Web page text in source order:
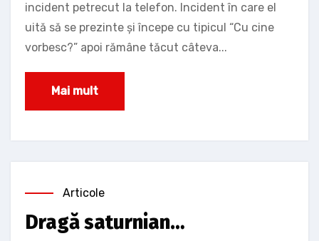
incident petrecut la telefon. Incident în care el
uită să se prezinte şi începe cu tipicul “Cu cine
vorbesc?” apoi rămâne tăcut câteva...
Mai mult
Articole
Dragă saturnian…